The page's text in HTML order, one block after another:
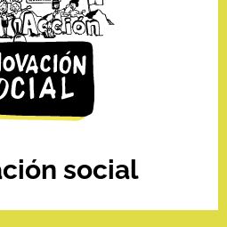
social